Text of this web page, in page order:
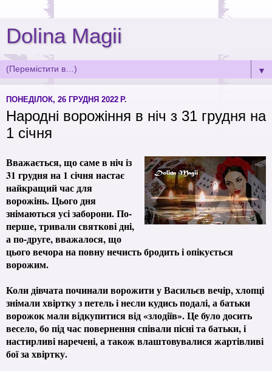
Dolina Magii
▼
ПОНЕДІЛОК, 26 ГРУДНЯ 2022 Р.
Народні ворожіння в ніч з 31 грудня на
1 січня
Вважається, що саме в ніч із
31 грудня на 1 січня настає
найкращий час для
ворожінь. Цього дня
знімаються усі заборони. По-
перше, тривали святкові дні,
а по-друге, вважалося, що
цього вечора на повну нечисть бродить і опікується
ворожим.
Коли дівчата починали ворожити у Васильєв вечір, хлопці
знімали хвіртку з петель і несли кудись подалі, а батьки
ворожок мали відкупитися від «злодіїв». Це було досить
весело, бо під час повернення співали пісні та батьки, і
настирливі наречені, а також влаштовувалися жартівливі
бої за хвіртку.